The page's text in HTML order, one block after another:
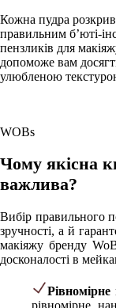
Кожна пудра
правильним б’юті-
пензликів для
допоможе вам
улюбленою
WOBs
Чому якісна
важлива?
Вибір правильного
зручності, а й
макіяжу бренду
досконалості в
Рівномірне
рівномірне